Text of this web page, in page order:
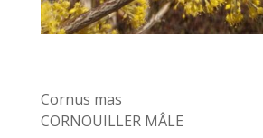
Cornus mas
CORNOUILLER MÂLE